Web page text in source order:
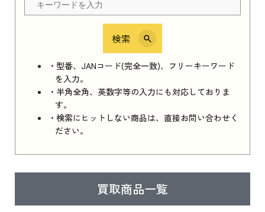
検索
・型番、JANコード(完全一致)、フリーキーワード
を入力。
・半角全角、英数字等の入力にも対応しておりま
す。
・検索にヒットしない商品は、直接お問い合わせく
ださい。
買取商品一覧
iPhone 16e シリーズ 2025
iPhone 16e シリーズ 2025 新品買取価格はこち
ら
iPad 11インチ 2025年春モデル
はこちら